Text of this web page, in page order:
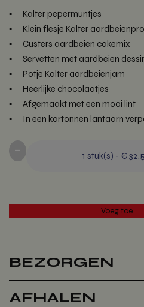
Kalter pepermuntjes
Klein flesje Kalter
Custers aardbeien cakemix
Servetten met aardbeien
Potje Kalter aardbeienjam
Heerlijke chocolaatjes
Afgemaakt met een mooi lint
In een kartonnen lantaarn
- 1 stuk(s) - €
BEZORGEN
AFHALEN